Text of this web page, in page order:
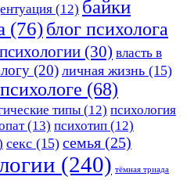
(12) байки
(76)блог психолога
(30) власть в
(20) личная жизнь (15)
(68)
типы (12) психология
(13) психотип (12)
секс (15) семья (25)
(240) тёмная триада